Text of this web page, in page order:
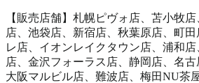
【販売店舗】札幌ピヴォ店、苫小牧
店、池袋店、新宿店、秋葉原店、町
レ店、イオンレイクタウン店、浦和
店、金沢フォーラス店、静岡店、名
大阪マルビル店、難波店、梅田NU茶